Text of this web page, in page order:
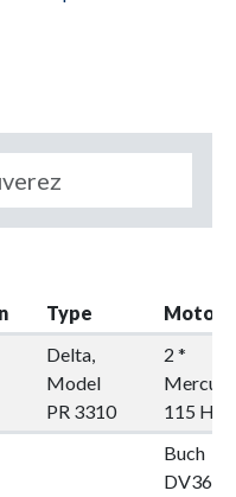
Type Motor
Delta,
Model
PR 3310
2 *
Mercury
115 HP
Buch
DV36